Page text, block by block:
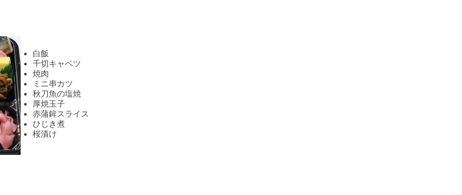
白飯
千切キャベツ
焼肉
ミニ串カツ
秋刀魚の塩焼
厚焼玉子
赤蒲鉾スライス
ひじき煮
桜漬け